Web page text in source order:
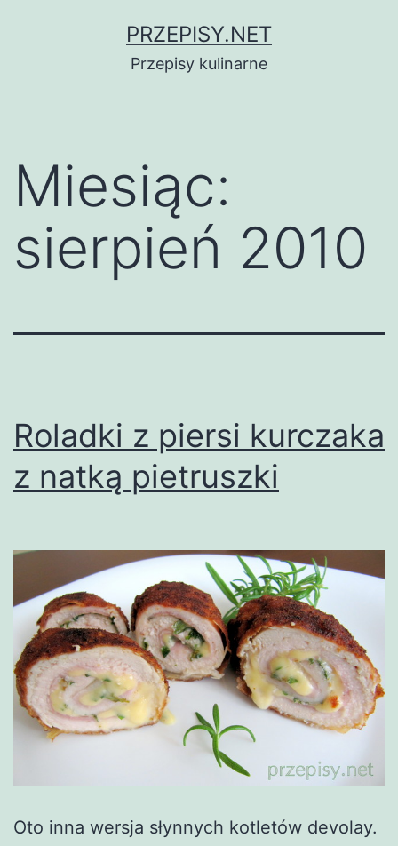
PRZEPISY.NET
Przepisy kulinarne
Miesiąc:
sierpień 2010
Roladki z piersi kurczaka
z natką pietruszki
Oto inna wersja słynnych kotletów devolay.